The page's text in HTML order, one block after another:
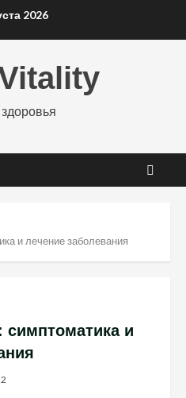
2026
и лечение заболевания
и